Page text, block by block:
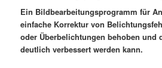
Ein Bildbearbeitungsprogramm für
einfache Korrektur von
oder Überbelichtungen behoben und
deutlich verbessert werden kann.